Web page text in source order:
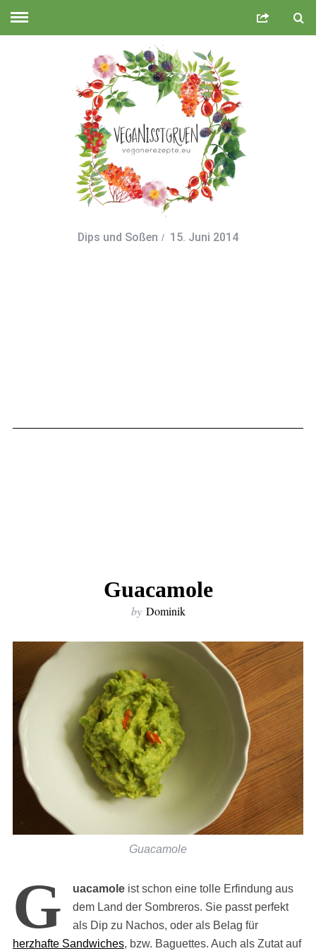
Dips und Soßen 15. Juni 2014
Guacamole
by Dominik
Guacamole
G uacamoleist schon eine tolle Erfindung aus
dem Land der Sombreros. Sie passt perfekt
als Dip zu Nachos, oder als Belag für
herzhafte Sandwiches, bzw. Baguettes. Auch als Zutat auf